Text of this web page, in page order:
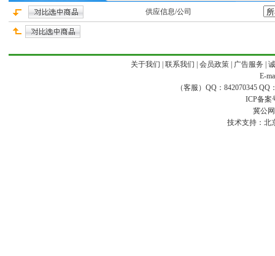
供应信息/公司
关于我们 联系我们 会员政策| 广告服务
E-
（客服）QQ：842070345 QQ
ICP备案
冀公
技术支持： 北